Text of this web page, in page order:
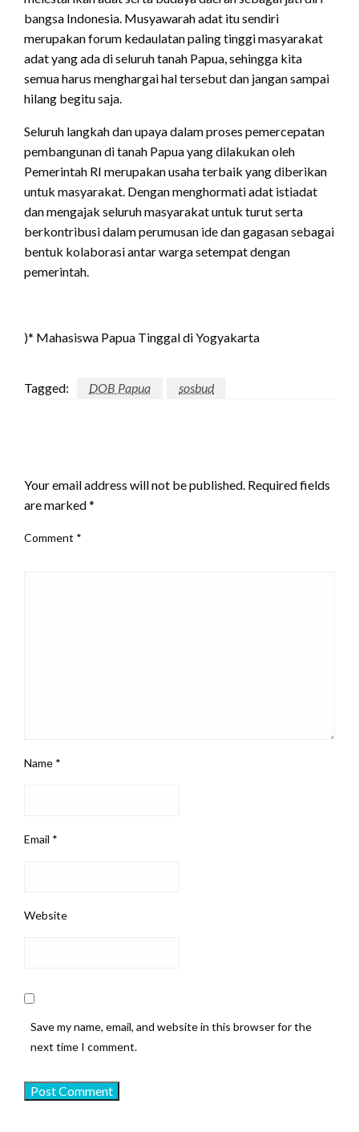
bangsa Indonesia. Musyawarah adat itu sendiri
merupakan forum kedaulatan paling tinggi masyarakat
adat yang ada di seluruh tanah Papua, sehingga kita
semua harus menghargai hal tersebut dan jangan sampai
hilang begitu saja.
Seluruh langkah dan upaya dalam proses pemercepatan
pembangunan di tanah Papua yang dilakukan oleh
Pemerintah RI merupakan usaha terbaik yang diberikan
untuk masyarakat. Dengan menghormati adat istiadat
dan mengajak seluruh masyarakat untuk turut serta
berkontribusi dalam perumusan ide dan gagasan sebagai
bentuk kolaborasi antar warga setempat dengan
pemerintah.
)* Mahasiswa Papua Tinggal di Yogyakarta
Tagged: DOB Papua sosbud
Your email address will not be published. Required fields
are marked*
Comment *
Name *
Email *
Website
Save my name, email, and website in this browser for the
next time I comment.